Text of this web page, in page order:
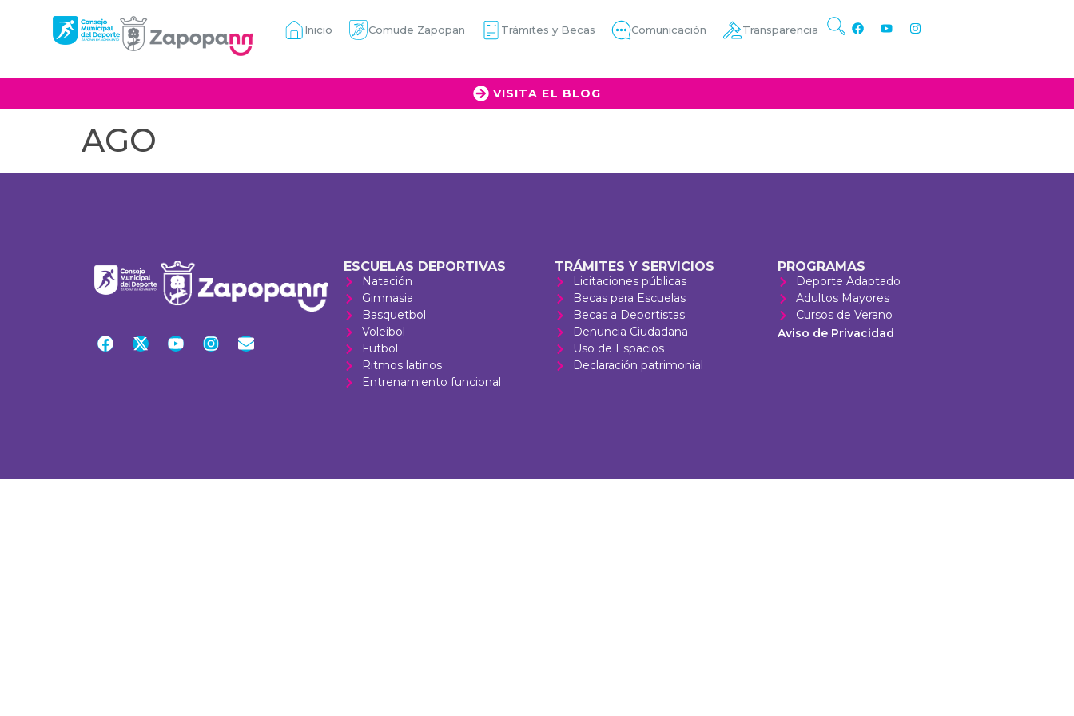
Inicio Comude Zapopan Trámites y Becas Comunicación Transparencia
VISITA EL BLOG
AGO
ESCUELAS DEPORTIVAS
Natación
Gimnasia
Basquetbol
Voleibol
Futbol
Ritmos latinos
Entrenamiento funcional
TRÁMITES Y SERVICIOS
Licitaciones públicas
Becas para Escuelas
Becas a Deportistas
Denuncia Ciudadana
Uso de Espacios
Declaración patrimonial
PROGRAMAS
Deporte Adaptado
Adultos Mayores
Cursos de Verano
Aviso de Privacidad